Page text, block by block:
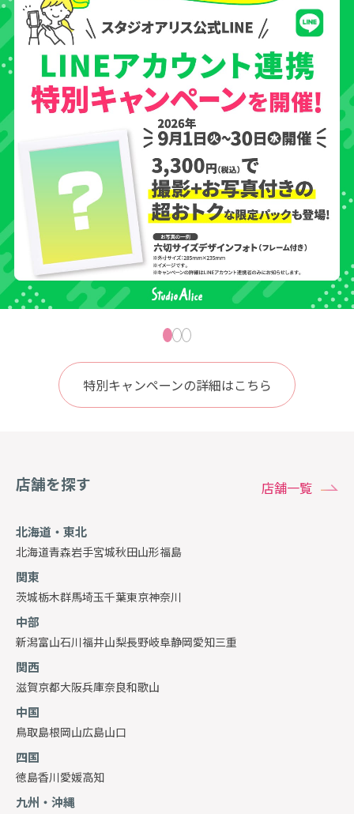
特別キャンペーンの詳細はこちら
店舗を探す 店舗一覧
北海道・東北
北海道青森岩手宮城秋田山形福島
関東
茨城栃木群馬埼玉千葉東京神奈川
中部
新潟富山石川福井山梨長野岐阜静岡愛知三重
関西
滋賀京都大阪兵庫奈良和歌山
中国
鳥取島根岡山広島山口
四国
徳島香川愛媛高知
九州・沖縄